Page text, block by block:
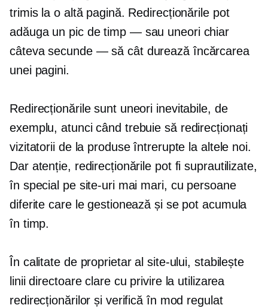
trimis la o altă pagină. Redirecționările pot
adăuga un pic detimp — sau uneori chiar
câtevasecunde — să cât durează încărcarea
unei pagini.
Redirecționările sunt uneori inevitabile, de
exemplu, atunci când trebuie să redirecționați
vizitatorii de la produse întrerupte la altele noi.
Dar atenție, redirecționările pot fi suprautilizate,
în special pe site-uri mai mari, cu persoane
diferite care le gestionează și se pot acumula
în timp.
În calitate de proprietar al site-ului, stabilește
linii directoare clare cu privire la utilizarea
redirecționărilor și verifică în mod regulat